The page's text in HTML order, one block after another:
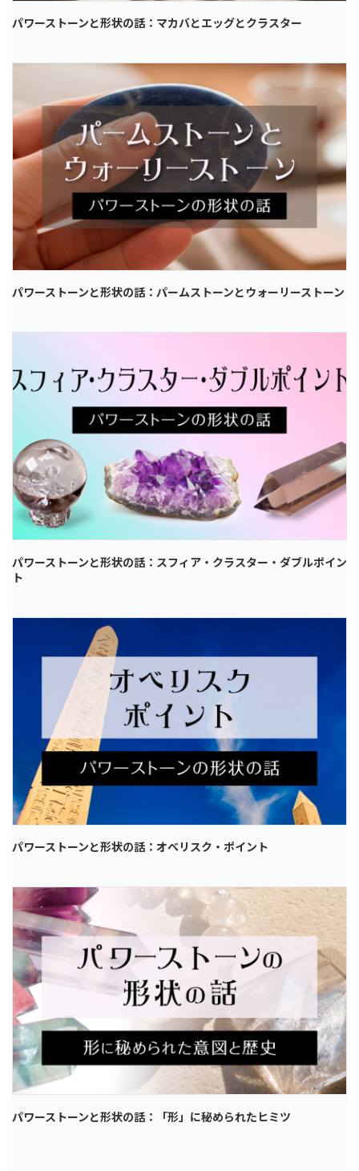
パワーストーンと形状の話：マカバとエッグとクラスター
パワーストーンと形状の話：パームストーンとウォーリーストーン
パワーストーンと形状の話：スフィア・クラスター・ダブルポイン
ト
パワーストーンと形状の話：オベリスク・ポイント
パワーストーンと形状の話：「形」に秘められたヒミツ